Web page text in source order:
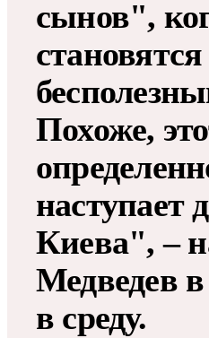
сынов",
становятся
Похоже,
наступает
Киева", –
Медведев
в среду.